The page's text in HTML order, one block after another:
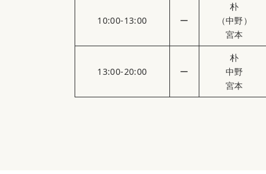
10:00-13:00 ー
朴
（中野）
宮本
13:00-20:00 ー
朴
中野
宮本